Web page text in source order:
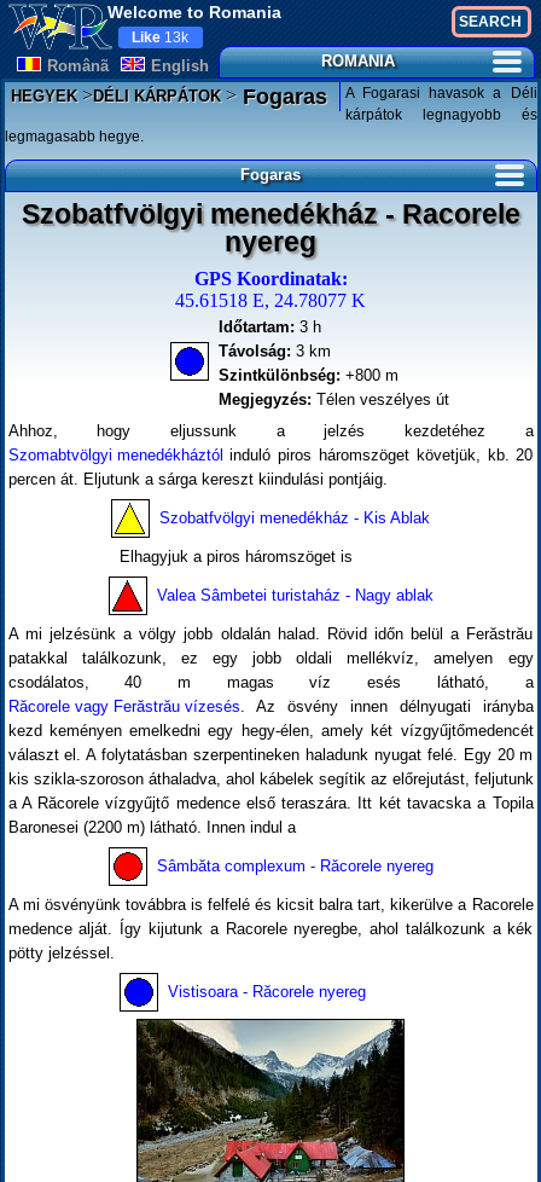
Welcome to Romania
Românã English
Like 13k
ROMANIA
HEGYEK>DÉLI KÁRPÁTOK>Fogaras
A Fogarasi havasok a Déli
kárpátok legnagyobb és
legmagasabb hegye.
Fogaras
Szobatfvölgyi menedékház - Racorele
nyereg
GPS Koordinatak:
45.61518 E, 24.78077 K
Időtartam: 3 h
Távolság: 3 km
Szintkülönbség: +800 m
Megjegyzés: Télen veszélyes út
Ahhoz, hogy eljussunk a jelzés kezdetéhez a
Szomabtvölgyi menedékháztól induló piros háromszöget követjük, kb. 20
percen át. Eljutunk a sárga kereszt kiindulási pontjáig.
Szobatfvölgyi menedékház - Kis Ablak
Elhagyjuk a piros háromszöget is
Valea Sâmbetei turistaház - Nagy ablak
A mi jelzésünk a völgy jobb oldalán halad. Rövid időn belül a Ferăstrău
patakkal találkozunk, ez egy jobb oldali mellékvíz, amelyen egy
csodálatos, 40 m magas víz esés látható, a
Răcorele vagy Ferăstrău vízesés. Az ösvény innen délnyugati irányba
kezd keményen emelkedni egy hegy-élen, amely két vízgyűjtőmedencét
választ el. A folytatásban szerpentineken haladunk nyugat felé. Egy 20 m
kis szikla-szoroson áthaladva, ahol kábelek segítik az előrejutást, feljutunk
a A Răcorele vízgyűjtő medence első teraszára. Itt két tavacska a Topila
Baronesei (2200 m) látható. Innen indul a
Sâmbăta complexum - Răcorele nyereg
A mi ösvényünk továbbra is felfelé és kicsit balra tart, kikerülve a Racorele
medence alját. Így kijutunk a Racorele nyeregbe, ahol találkozunk a kék
pötty jelzéssel.
Vistisoara - Răcorele nyereg